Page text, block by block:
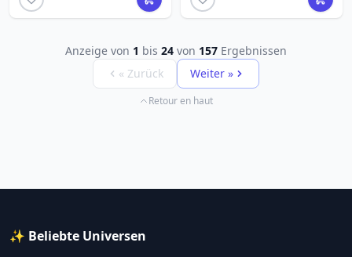
Anzeige von 1 bis 24 von 157 Ergebnissen
« Zurück
Weiter »
Retour en haut
✨ Beliebte Universen